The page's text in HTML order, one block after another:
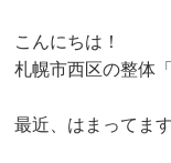
こんにちは！
札幌市西区の整体
最近、はまってます